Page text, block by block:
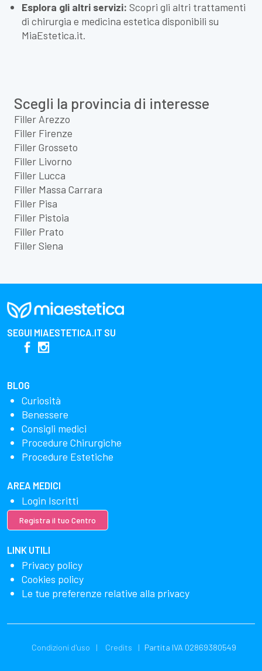
Esplora gli altri servizi: Scopri gli altri trattamenti
di chirurgia e medicina estetica disponibili su
MiaEstetica.it.
Scegli la provincia di interesse
Filler Arezzo
Filler Firenze
Filler Grosseto
Filler Livorno
Filler Lucca
Filler Massa Carrara
Filler Pisa
Filler Pistoia
Filler Prato
Filler Siena
SEGUI MIAESTETICA.IT SU
BLOG
Curiosità
Benessere
Consigli medici
Procedure Chirurgiche
Procedure Estetiche
AREA MEDICI
Login Iscritti
Registra il tuo Centro
LINK UTILI
Privacy policy
Cookies policy
Le tue preferenze relative alla privacy
Condizioni d'uso Credits Partita IVA 02869380549